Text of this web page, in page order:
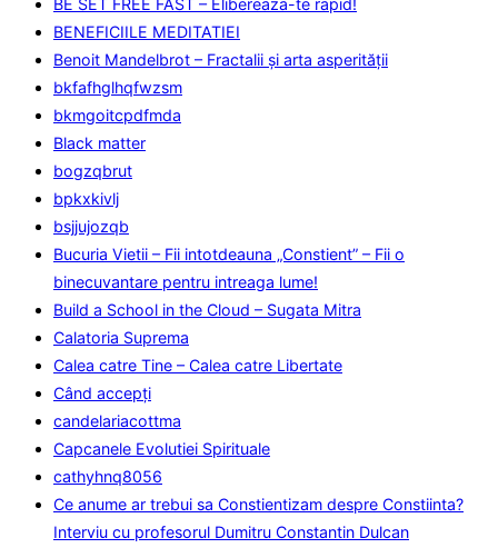
BE SET FREE FAST – Elibereaza-te rapid!
BENEFICIILE MEDITATIEI
Benoit Mandelbrot – Fractalii și arta asperității
bkfafhglhqfwzsm
bkmgoitcpdfmda
Black matter
bogzqbrut
bpkxkivlj
bsjjujozqb
Bucuria Vietii – Fii intotdeauna „Constient” – Fii o
binecuvantare pentru intreaga lume!
Build a School in the Cloud – Sugata Mitra
Calatoria Suprema
Calea catre Tine – Calea catre Libertate
Când accepţi
candelariacottma
Capcanele Evolutiei Spirituale
cathyhnq8056
Ce anume ar trebui sa Constientizam despre Constiinta?
Interviu cu profesorul Dumitru Constantin Dulcan